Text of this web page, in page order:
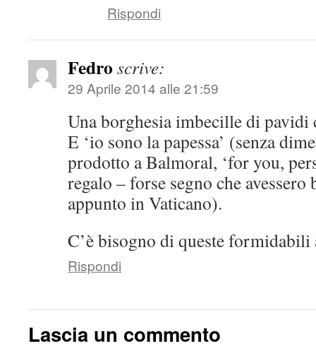
Rispondi
Fedro scrive:
29 Aprile 2014 alle 21:59
Una borghesia imbecille di
E ‘io sono la papessa’ (senza
prodotto a Balmoral, ‘for you,
regalo – forse segno che
appunto in Vaticano).
C’è bisogno di queste
Rispondi
Lascia un commento